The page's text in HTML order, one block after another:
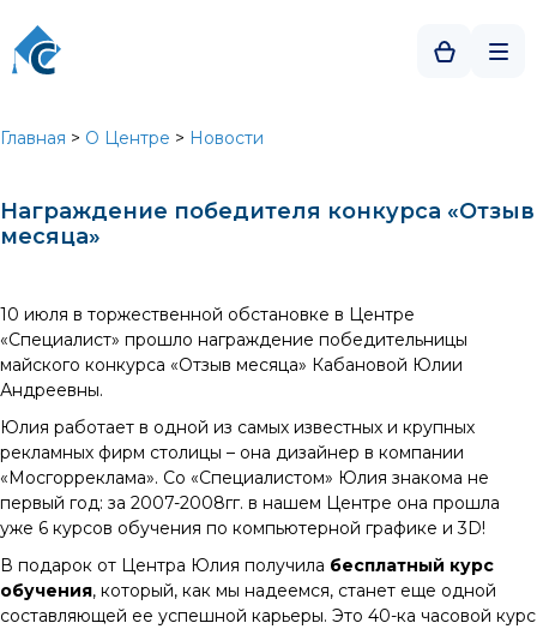
Главная > О Центре > Новости
Награждение победителя конкурса «Отзыв
месяца»
10 июля в торжественной обстановке в Центре
«Специалист» прошло награждение победительницы
майского конкурса «Отзыв месяца» Кабановой Юлии
Андреевны.
Юлия работает в одной из самых известных и крупных
рекламных фирм столицы – она дизайнер в компании
«Мосгорреклама». Со «Специалистом» Юлия знакома не
первый год: за 2007-2008гг. в нашем Центре она прошла
уже 6 курсов обучения по компьютерной графике и 3D!
В подарок от Центра Юлия получила бесплатный курс
обучения, который, как мы надеемся, станет еще одной
составляющей ее успешной карьеры. Это 40-ка часовой курс